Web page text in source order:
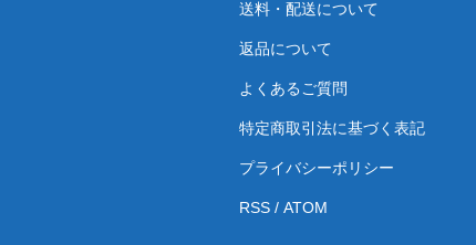
送料・配送について
返品について
よくあるご質問
特定商取引法に基づく表記
プライバシーポリシー
RSS/ ATOM